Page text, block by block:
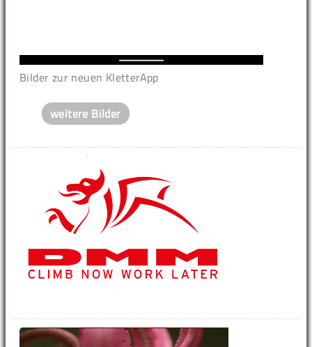
Bilder zur neuen KletterApp
weitere Bilder